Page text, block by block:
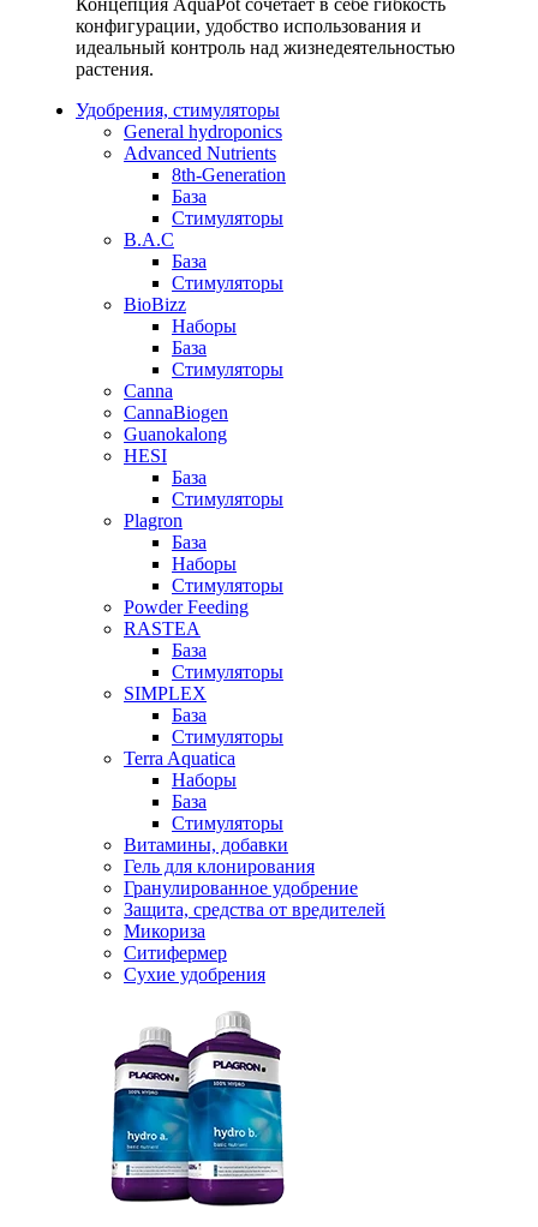
Концепция AquaPot сочетает в себе гибкость
конфигурации, удобство использования и
идеальный контроль над жизнедеятельностью
растения.
Удобрения, стимуляторы
General hydroponics
Advanced Nutrients
8th-Generation
База
Стимуляторы
B.A.C
База
Стимуляторы
BioBizz
Наборы
База
Стимуляторы
Canna
CannaBiogen
Guanokalong
HESI
База
Стимуляторы
Plagron
База
Наборы
Стимуляторы
Powder Feeding
RASTEA
База
Стимуляторы
SIMPLEX
База
Стимуляторы
Terra Aquatica
Наборы
База
Стимуляторы
Витамины, добавки
Гель для клонирования
Гранулированное удобрение
Защита, средства от вредителей
Микориза
Ситифермер
Сухие удобрения